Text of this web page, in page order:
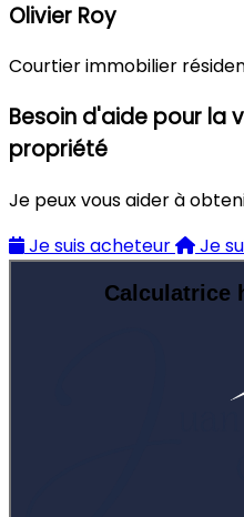
Olivier Roy
Courtier immobilier
Besoin d'aide pour la
propriété
Je peux vous aider à
Je suis acheteur
Je
Calculatrice